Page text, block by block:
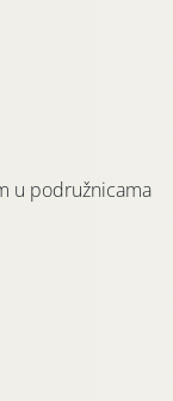
u podružnicama